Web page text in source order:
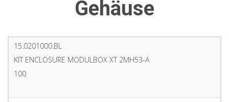
Gehäuse
15.0201000.BL
KIT ENCLOSURE MODULBOX XT 2MH53-A
100